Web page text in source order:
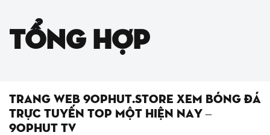
Tổng hợp
Trang web 90phut.store xem bóng đá
trực tuyến top một hiện nay –
90phut TV